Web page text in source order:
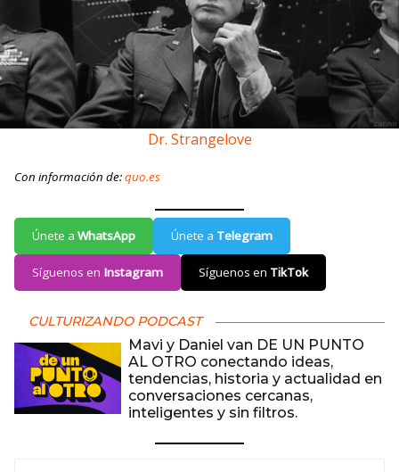
Dr. Strangelove
Con información de:quo.es
Únete a WhatsApp Únete a Telegram
Síguenos en Instagram Síguenos en TikTok
CULTURIZANDO PODCAST
Mavi y Daniel van DE UN PUNTO
AL OTRO conectando ideas,
tendencias, historia y actualidad en
conversaciones cercanas,
inteligentes y sin filtros.